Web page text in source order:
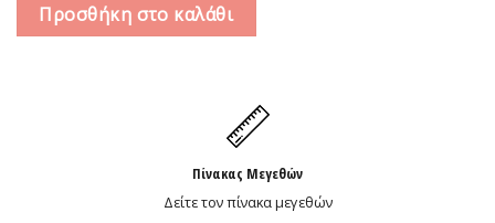
Προσθήκη στο καλάθι
Πίνακας Μεγεθών
Δείτε τον πίνακα μεγεθών